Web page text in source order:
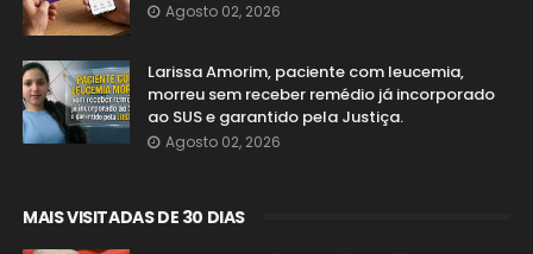
Agosto 02, 2026
Larissa Amorim, paciente com leucemia,
morreu sem receber remédio já incorporado
ao SUS e garantido pela Justiça.
Agosto 02, 2026
MAIS VISITADAS DE 30 DIAS